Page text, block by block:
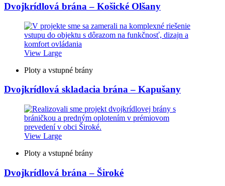
Dvojkrídlová brána – Košické Olšany
View Large
Ploty a vstupné brány
Dvojkrídlová skladacia brána – Kapušany
View Large
Ploty a vstupné brány
Dvojkrídlová brána – Široké